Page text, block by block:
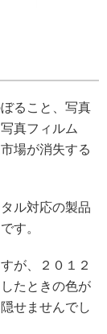
ること、写真
真フィルム
場が消失する
ル対応の製品
す。
が、２０１２
たときの色が
せませんでし